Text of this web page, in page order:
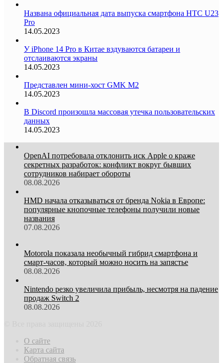
Названа официальная дата выпуска смартфона HTC U23
Pro
14.05.2023
У iPhone 14 Pro в Китае вздуваются батареи и
отслаиваются экраны
14.05.2023
Представлен мини-хост GMK M2
14.05.2023
В Discord произошла массовая утечка пользовательских
данных
14.05.2023
OpenAI потребовала отклонить иск Apple о краже
секретных разработок: конфликт вокруг бывших
сотрудников набирает обороты
08.08.2026
HMD начала отказываться от бренда Nokia в Европе:
популярные кнопочные телефоны получили новые
названия
07.08.2026
Motorola показала необычный гибрид смартфона и
смарт-часов, который можно носить на запястье
08.08.2026
Nintendo резко увеличила прибыль, несмотря на падение
продаж Switch 2
08.08.2026
О сайте
Карта сайта
Обратная связь